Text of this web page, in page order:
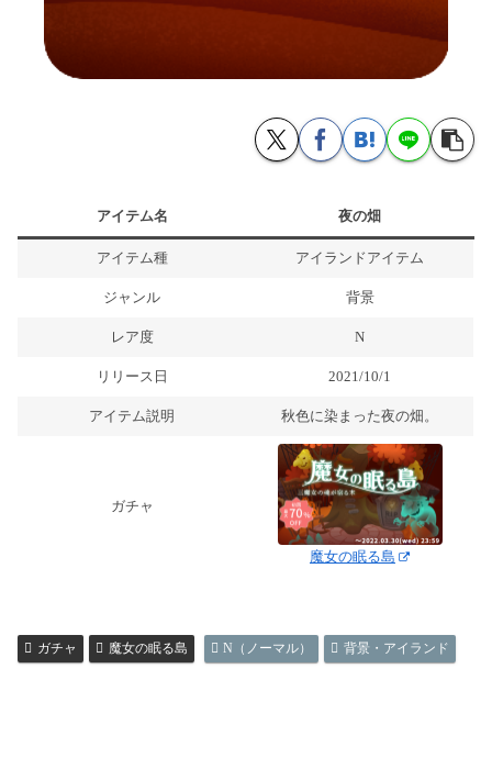
アイテム名 夜の畑
アイテム種 アイランドアイテム
ジャンル 背景
レア度 N
リリース日 2021/10/1
アイテム説明 秋色に染まった夜の畑。
ガチャ
魔女の眠る島
ガチャ 魔女の眠る島 N（ノーマル） 背景・アイランド